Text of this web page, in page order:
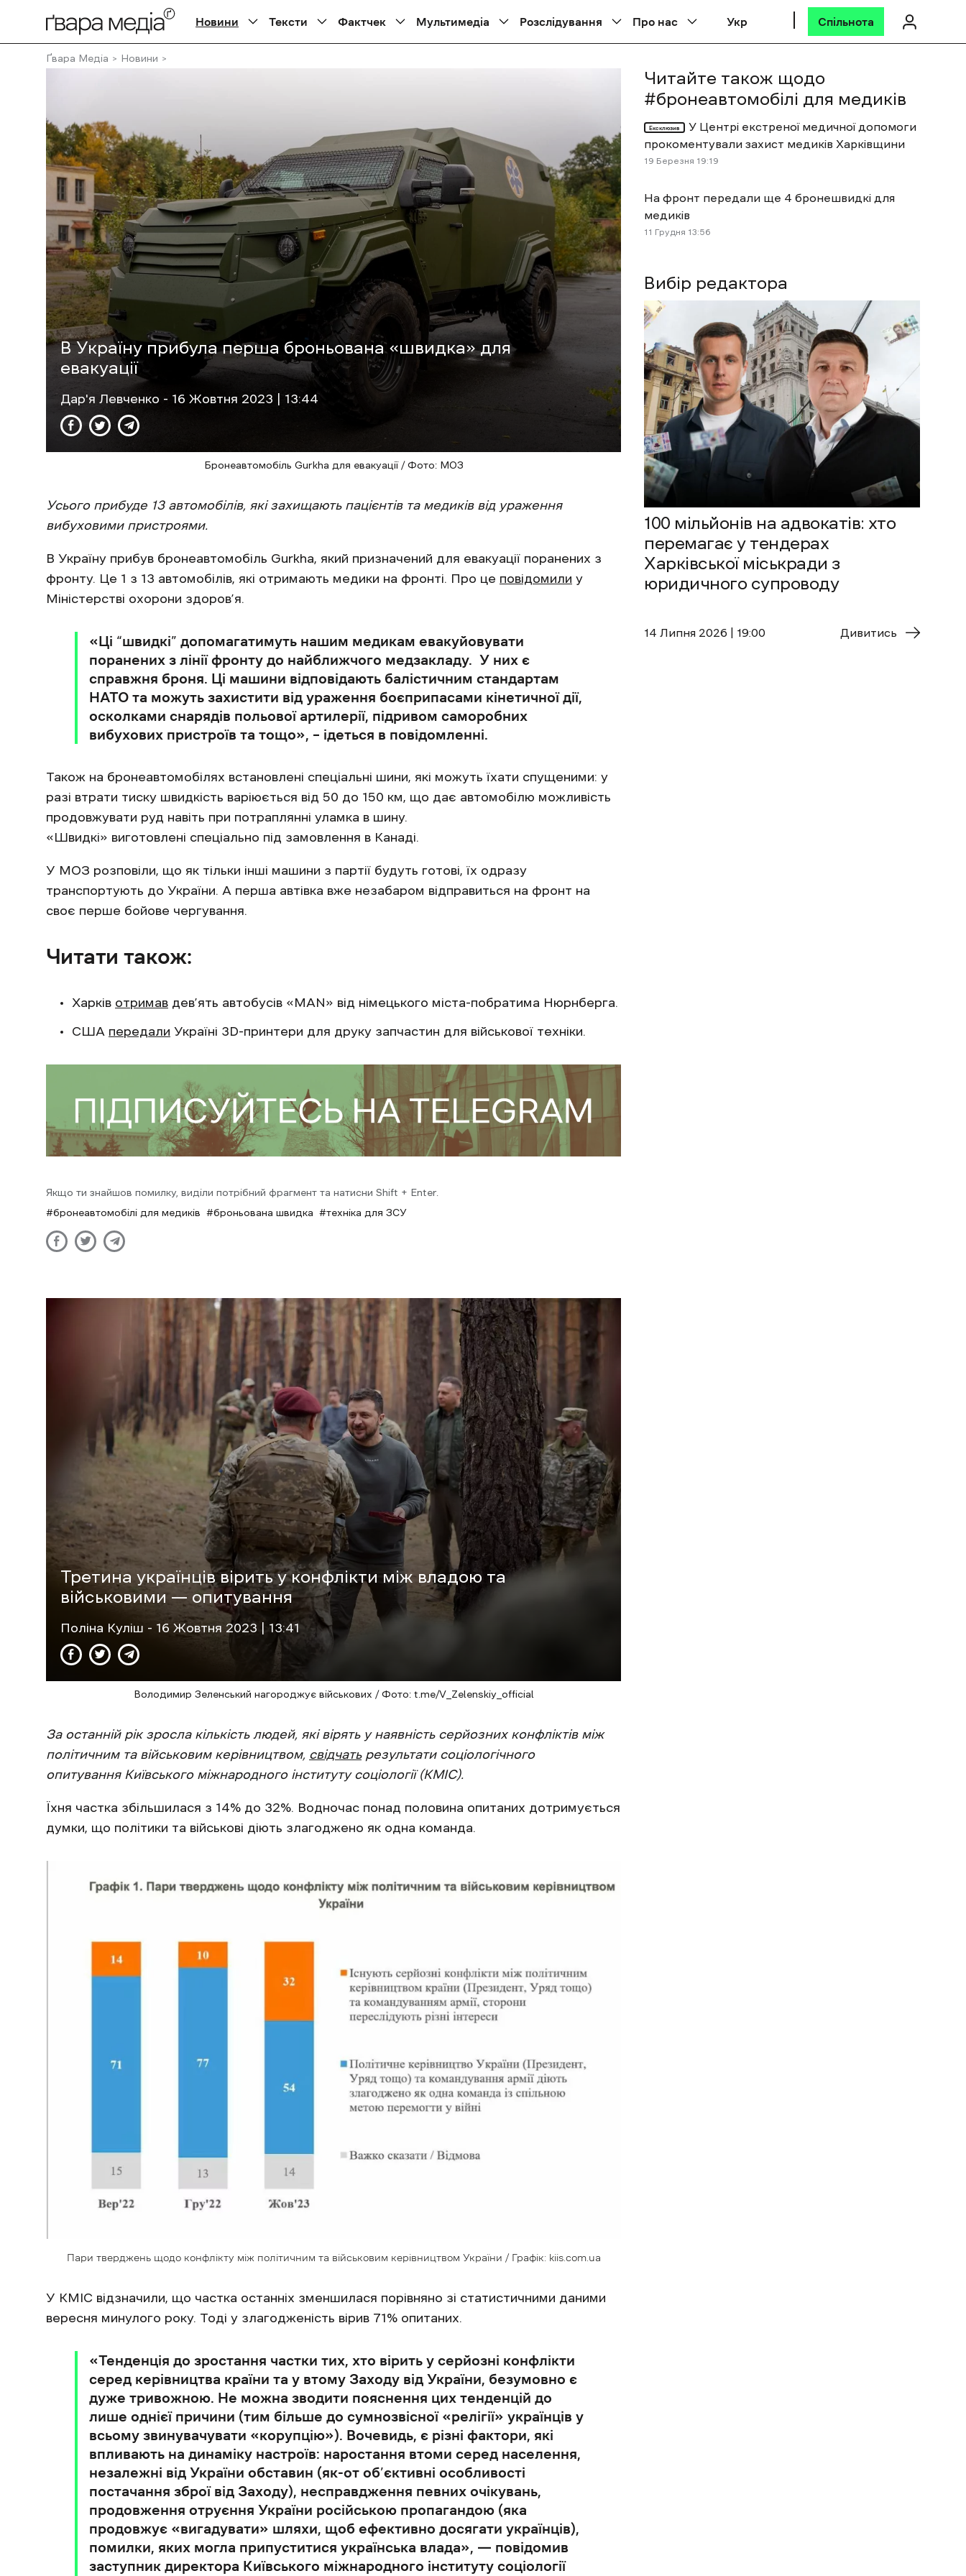
Новини Тексти Фактчек Мультимедіа Розслідування Про нас Укр Спільнота
Ґвара Медіа Новини
В Україну прибула перша броньована «швидка» для
евакуації
Дар'я Левченко - 16 Жовтня 2023 | 13:44
Бронеавтомобіль Gurkha для евакуації / Фото: МОЗ
Усього прибуде 13 автомобілів, які захищають пацієнтів та медиків від ураження
вибуховими пристроями.
В Україну прибув бронеавтомобіль Gurkha, який призначений для евакуації поранених з
фронту. Це 1 з 13 автомобілів, які отримають медики на фронті. Про це повідомили у
Міністерстві охорони здоров’я.
«Ці “швидкі” допомагатимуть нашим медикам евакуйовувати
поранених з лінії фронту до найближчого медзакладу. У них є
справжня броня. Ці машини відповідають балістичним стандартам
НАТО та можуть захистити від ураження боєприпасами кінетичної дії,
осколками снарядів польової артилерії, підривом саморобних
вибухових пристроїв та тощо», – ідеться в повідомленні.
Також на бронеавтомобілях встановлені спеціальні шини, які можуть їхати спущеними: у
разі втрати тиску швидкість варіюється від 50 до 150 км, що дає автомобілю можливість
продовжувати руд навіть при потраплянні уламка в шину.
«Швидкі» виготовлені спеціально під замовлення в Канаді.
У МОЗ розповіли, що як тільки інші машини з партії будуть готові, їх одразу
транспортують до України. А перша автівка вже незабаром відправиться на фронт на
своє перше бойове чергування.
Читати також:
Харків отримав дев’ять автобусів «MAN» від німецького міста-побратима Нюрнберга.
США передали Україні 3D-принтери для друку запчастин для військової техніки.
Якщо ти знайшов помилку, виділи потрібний фрагмент та натисни Shift + Enter.
бронеавтомобілі для медиків
броньована швидка техніка для ЗСУ
Третина українців вірить у конфлікти між владою та
військовими — опитування
Поліна Куліш - 16 Жовтня 2023 | 13:41
Володимир Зеленський нагороджує військових / Фото: t.me/V_Zelenskiy_official
За останній рік зросла кількість людей, які вірять у наявність серйозних конфліктів між
політичним та військовим керівництвом, свідчатьрезультати соціологічного
опитування Київського міжнародного інституту соціології (КМІС).
Їхня частка збільшилася з 14% до 32%. Водночас понад половина опитаних дотримується
думки, що політики та військові діють злагоджено як одна команда.
Пари тверджень щодо конфлікту між політичним та військовим керівництвом України / Графік: kiis.com.ua
У КМІС відзначили, що частка останніх зменшилася порівняно зі статистичними даними
вересня минулого року. Тоді у злагодженість вірив 71% опитаних.
«Тенденція до зростання частки тих, хто вірить у серйозні конфлікти
серед керівництва країни та у втому Заходу від України, безумовно є
дуже тривожною. Не можна зводити пояснення цих тенденцій до
лише однієї причини (тим більше до сумнозвісної «релігії» українців у
всьому звинувачувати «корупцію»). Вочевидь, є різні фактори, які
впливають на динаміку настроїв: наростання втоми серед населення,
незалежні від України обставин (як-от об’єктивні особливості
постачання зброї від Заходу), несправдження певних очікувань,
продовження отруєння України російською пропагандою (яка
продовжує «вигадувати» шляхи, щоб ефективно досягати українців),
помилки, яких могла припуститися українська влада», — повідомив
заступник директора Київського міжнародного інституту соціології
Вибір редактора
100 мільйонів на адвокатів: хто
перемагає у тендерах
Харківської міськради з
юридичного супроводу
14 Липня 2026 | 19:00 Дивитись
Читайте також щодо
#бронеавтомобілі для медиків
Ексклюзив
У Центрі екстреної медичної допомоги
прокоментували захист медиків Харківщини
19 Березня 19:19
На фронт передали ще 4 бронешвидкі для
медиків
11 Грудня 13:56